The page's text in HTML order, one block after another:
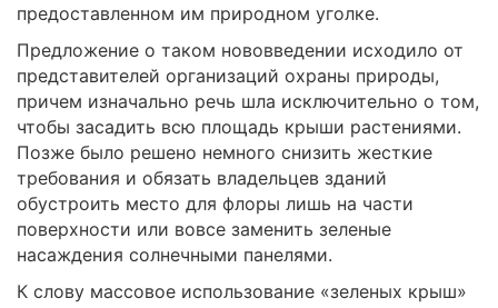
предоставленном им природном уголке.
Предложение о таком нововведении исходило от
представителей организаций охраны природы,
причем изначально речь шла исключительно о том,
чтобы засадить всю площадь крыши растениями.
Позже было решено немного снизить жесткие
требования и обязать владельцев зданий
обустроить место для флоры лишь на части
поверхности или вовсе заменить зеленые
насаждения солнечными панелями.
К слову массовое использование «зеленых крыш»